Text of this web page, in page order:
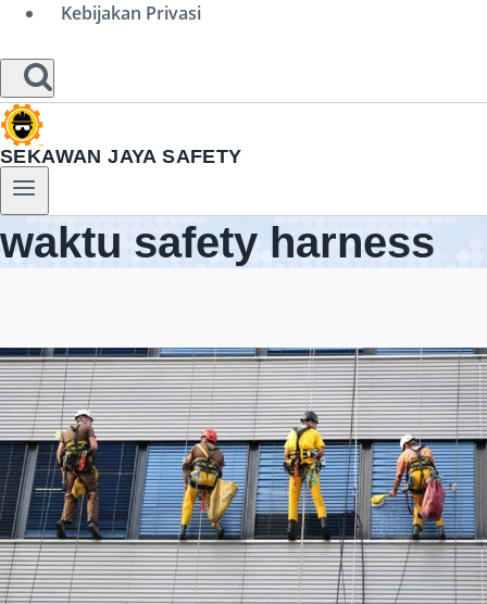
Kebijakan Privasi
SEKAWAN JAYA SAFETY
waktu safety harness